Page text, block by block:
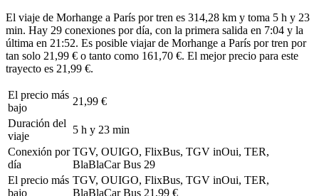
El viaje de Morhange a París por tren es 314,28 km y toma 5 h y 23
min. Hay 29 conexiones por día, con la primera salida en 7:04 y la
última en 21:52. Es posible viajar de Morhange a París por tren por
tan solo 21,99 € o tanto como 161,70 €. El mejor precio para este
trayecto es 21,99 €.
El precio más
bajo
21,99 €
Duración del
viaje
5 h y 23 min
Conexión por
día
TGV, OUIGO, FlixBus, TGV inOui, TER,
BlaBlaCar Bus 29
El precio más
bajo
TGV, OUIGO, FlixBus, TGV inOui, TER,
BlaBlaCar Bus 21,99 €